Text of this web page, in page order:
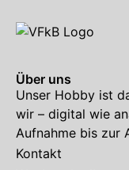
Über uns
Unser Hobby ist
wir – digital wie
Aufnahme bis zur
Kontakt